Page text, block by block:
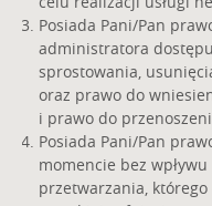
Posiada Pani/Pan
administratora
sprostowania,
oraz prawo do
i prawo do
Posiada Pani/Pan
momencie bez
przetwarzania,